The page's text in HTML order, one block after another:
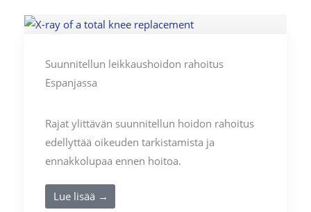
Suunnitellun leikkaushoidon rahoitus
Espanjassa
Rajat ylittävän suunnitellun hoidon rahoitus
edellyttää oikeuden tarkistamista ja
ennakkolupaa ennen hoitoa.
Lue lisää →